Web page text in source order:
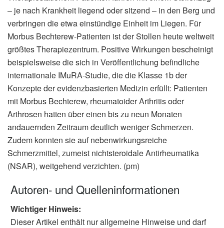
– je nach Krankheit liegend oder sitzend – in den Berg und
verbringen die etwa einstündige Einheit im Liegen. Für
Morbus Bechterew-Patienten ist der Stollen heute weltweit
größtes Therapiezentrum. Positive Wirkungen bescheinigt
beispielsweise die sich in Veröffentlichung befindliche
internationale IMuRA-Studie, die die Klasse 1b der
Konzepte der evidenzbasierten Medizin erfüllt: Patienten
mit Morbus Bechterew, rheumatoider Arthritis oder
Arthrosen hatten über einen bis zu neun Monaten
andauernden Zeitraum deutlich weniger Schmerzen.
Zudem konnten sie auf nebenwirkungsreiche
Schmerzmittel, zumeist nichtsteroidale Antirheumatika
(NSAR), weitgehend verzichten. (pm)
Autoren- und Quelleninformationen
Wichtiger Hinweis:
Dieser Artikel enthält nur allgemeine Hinweise und darf